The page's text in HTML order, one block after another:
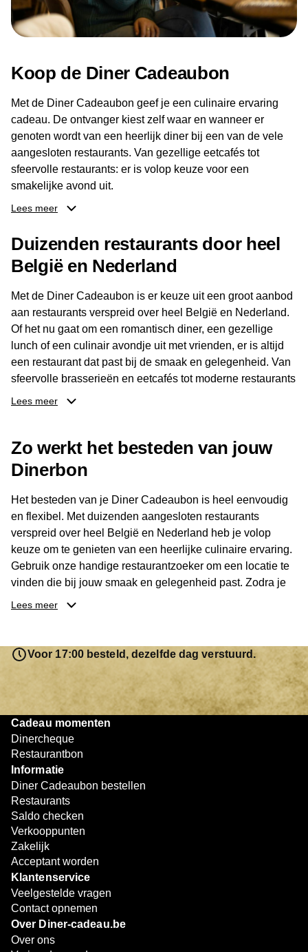
Koop de Diner Cadeaubon
Met de Diner Cadeaubon geef je een culinaire ervaring
cadeau. De ontvanger kiest zelf waar en wanneer er
genoten wordt van een heerlijk diner bij een van de vele
aangesloten restaurants. Van gezellige eetcafés tot
sfeervolle restaurants: er is volop keuze voor een
smakelijke avond uit.
ontvanger eenvoudig een locatie kiezen die past bij de
smaak en gelegenheid. Zo geeft de Diner Cadeaubon niet
alleen een diner, maar ook een gezellig moment om
Lees meer
Duizenden restaurants door heel
België en Nederland
Met de Diner Cadeaubon is er keuze uit een groot aanbod
aan restaurants verspreid over heel België en Nederland.
Of het nu gaat om een romantisch diner, een gezellige
lunch of een culinair avondje uit met vrienden, er is altijd
een restaurant dat past bij de smaak en gelegenheid. Van
sfeervolle brasserieën en eetcafés tot moderne restaurants
en gastronomische locaties: er is voor ieder wat wils.
buurt, bijvoorbeeld in Brussel, Antwerpen, Gent of Brugge.
De ontvanger kiest zelf waar en wanneer er wordt genoten
van deze culinaire ervaring. Zo is de Diner Cadeaubon
niet alleen een diner, maar een bijzondere belevenis.
Lees meer
Zo werkt het besteden van jouw
Dinerbon
Het besteden van je Diner Cadeaubon is heel eenvoudig
en flexibel. Met duizenden aangesloten restaurants
verspreid over heel België en Nederland heb je volop
keuze om te genieten van een heerlijke culinaire ervaring.
Gebruik onze handige restaurantzoeker om een locatie te
vinden die bij jouw smaak en gelegenheid past. Zodra je
je keuze hebt gemaakt, kun je eenvoudig reserveren en na
resterende bedrag blijft gewoon op de bon staan en kan
later worden gebruikt. Zo geniet je keer op keer van
bijzondere eetmomenten.
Lees meer
Voor 17:00 besteld, dezelfde dag verstuurd.
Cadeau momenten
Dinercheque
Restaurantbon
Informatie
Diner Cadeaubon bestellen
Restaurants
Saldo checken
Verkooppunten
Zakelijk
Acceptant worden
Klantenservice
Veelgestelde vragen
Contact opnemen
Over Diner-cadeau.be
Over ons